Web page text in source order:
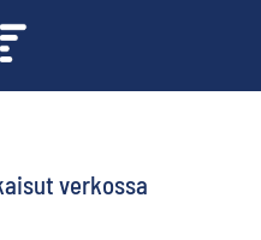
verkossa